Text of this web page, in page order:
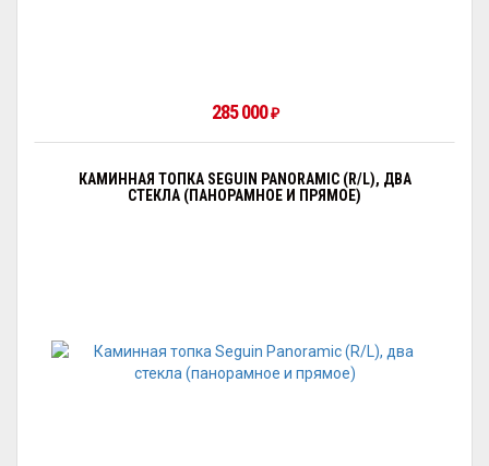
285 000₽
КАМИННАЯ ТОПКА SEGUIN PANORAMIC (R/L), ДВА
СТЕКЛА (ПАНОРАМНОЕ И ПРЯМОЕ)